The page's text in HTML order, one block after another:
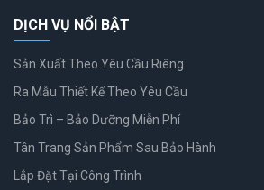
DỊCH VỤ NỔI BẬT
Sản Xuất Theo Yêu Cầu Riêng
Ra Mẫu Thiết Kế Theo Yêu Cầu
Bảo Trì – Bảo Dưỡng Miễn Phí
Tân Trang Sản Phẩm Sau Bảo Hành
Lắp Đặt Tại Công Trình